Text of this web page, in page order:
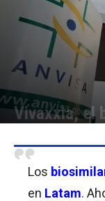
Vivaxxia, el
Los
en Latam.